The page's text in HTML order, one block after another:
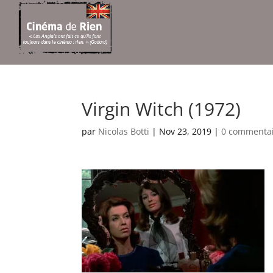
Virgin Witch (1972)
par Nicolas Botti | Nov 23, 2019 |0